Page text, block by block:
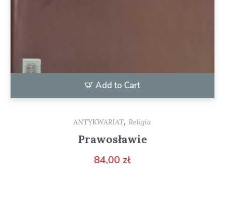
Add to Cart
ANTYKWARIAT, Religia
Prawosławie
84,00 zł